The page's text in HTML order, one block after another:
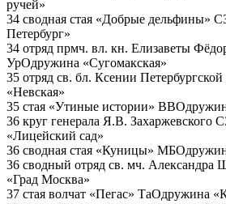
ручей»
34 сводная стая «Добрые дельфины»
Петербург»
34 отряд прмч. вл. кн. Елизаветы
УрОдружина «Сугомакская»
35 отряд св. бл. Ксении Петербургской
«Невская»
35 стая «Утиные истории» ВВО
36 круг генерала Я.В. Захаржевского
«Лицейский сад»
36 сводная стая «Куницы» МБО
36 сводный отряд св. мч. Александра
«Град Москва»
37 стая волчат «Пегас» ТаОдружина